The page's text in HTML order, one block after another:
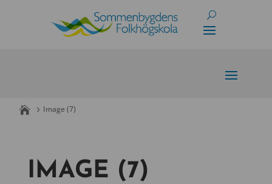
Image (7)
IMAGE (7)